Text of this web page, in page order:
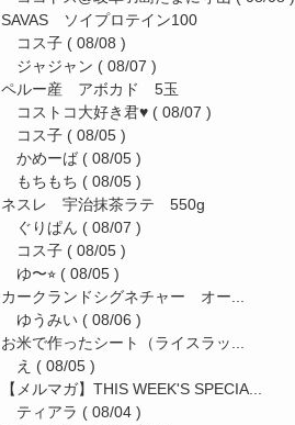
SAVAS ソイプロテイン100
コス子 ( 08/08 )
ジャジャン ( 08/07 )
ペルー産 アボカド 5玉
コストコ大好き君♥️ ( 08/07 )
コス子 ( 08/05 )
かめーば ( 08/05 )
もちもち ( 08/05 )
ネスレ 宇治抹茶ラテ 550g
ぐりぱん ( 08/07 )
コス子 ( 08/05 )
ゆ〜⭐︎ ( 08/05 )
カークランドシグネチャー オー...
ゆうみい ( 08/06 )
お米で作ったシート（ライスラッ...
え ( 08/05 )
【メルマガ】THIS WEEK'S SPECIA...
ティアラ ( 08/04 )